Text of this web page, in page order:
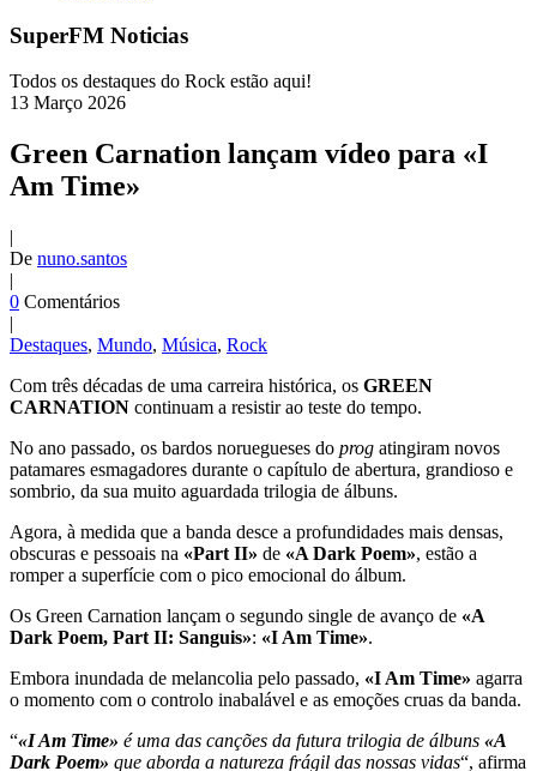
SuperFM Noticias
Todos os destaques do Rock estão aqui!
13 Março 2026
Green Carnation lançam vídeo para «I
Am Time»
|
De nuno.santos
|
0 Comentários
|
Destaques, Mundo, Música, Rock
Com três décadas de uma carreira histórica, os GREEN
CARNATION continuam a resistir ao teste do tempo.
No ano passado, os bardos noruegueses do prog atingiram novos
patamares esmagadores durante o capítulo de abertura, grandioso e
sombrio, da sua muito aguardada trilogia de álbuns.
Agora, à medida que a banda desce a profundidades mais densas,
obscuras e pessoais na «Part II» de «A Dark Poem», estão a
romper a superfície com o pico emocional do álbum.
Os Green Carnation lançam o segundo single de avanço de «A
Dark Poem, Part II: Sanguis»: «I Am Time».
Embora inundada de melancolia pelo passado, «I Am Time» agarra
o momento com o controlo inabalável e as emoções cruas da banda.
“«I Am Time» é uma das canções da futura trilogia de álbuns «A
Dark Poem» que aborda a natureza frágil das nossas vidas“, afirma